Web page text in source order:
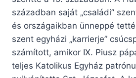
században saját „családi”
és országaikban ünneppé
szent egyházi „karrierje”
számított, amikor IX. Piusz
teljes Katolikus Egyház